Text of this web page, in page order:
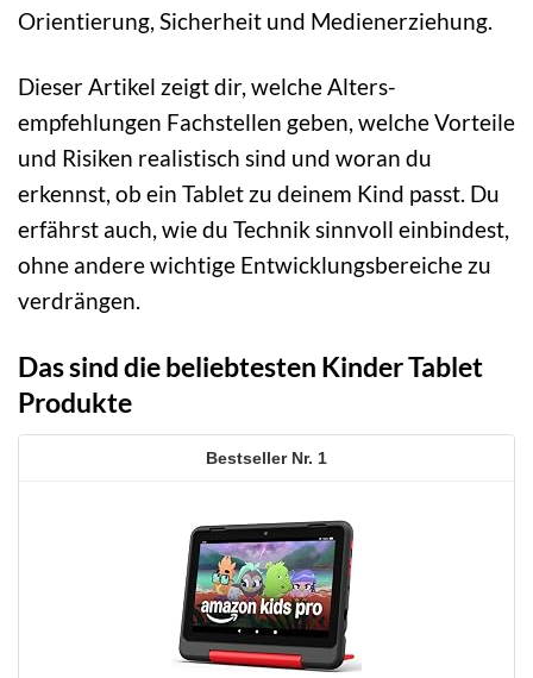
Orientierung, Sicherheit und Medienerziehung.
Dieser Artikel zeigt dir, welche Alters­
empfehlungen Fachstellen geben, welche Vorteile
und Risiken realistisch sind und woran du
erkennst, ob ein Tablet zu deinem Kind passt. Du
erfährst auch, wie du Technik sinnvoll einbindest,
ohne andere wichtige Entwicklungsbereiche zu
verdrängen.
Das sind die beliebtesten Kinder Tablet
Produkte
1